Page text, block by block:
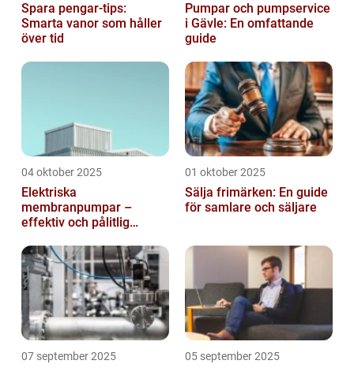
Spara pengar-tips:
Smarta vanor som håller
över tid
Pumpar och pumpservice
i Gävle: En omfattande
guide
04 oktober 2025
Elektriska
membranpumpar –
effektiv och pålitlig
01 oktober 2025
Sälja frimärken: En guide
för samlare och säljare
07 september 2025 05 september 2025